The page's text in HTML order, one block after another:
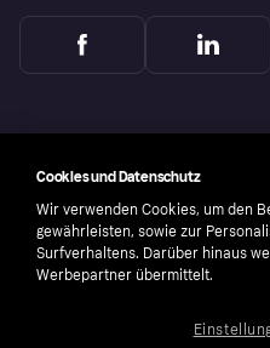
Cookies und Datenschutz
Wir verwenden Cookies, um den
gewährleisten, sowie zur
Surfverhaltens. Darüber hinaus
Werbepartner übermittelt.